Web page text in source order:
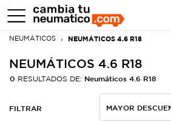
NEUMÁTICOS NEUMÁTICOS 4.6 R18
NEUMÁTICOS 4.6 R18
0 RESULTADOS DE: Neumáticos 4.6 R18
FILTRAR